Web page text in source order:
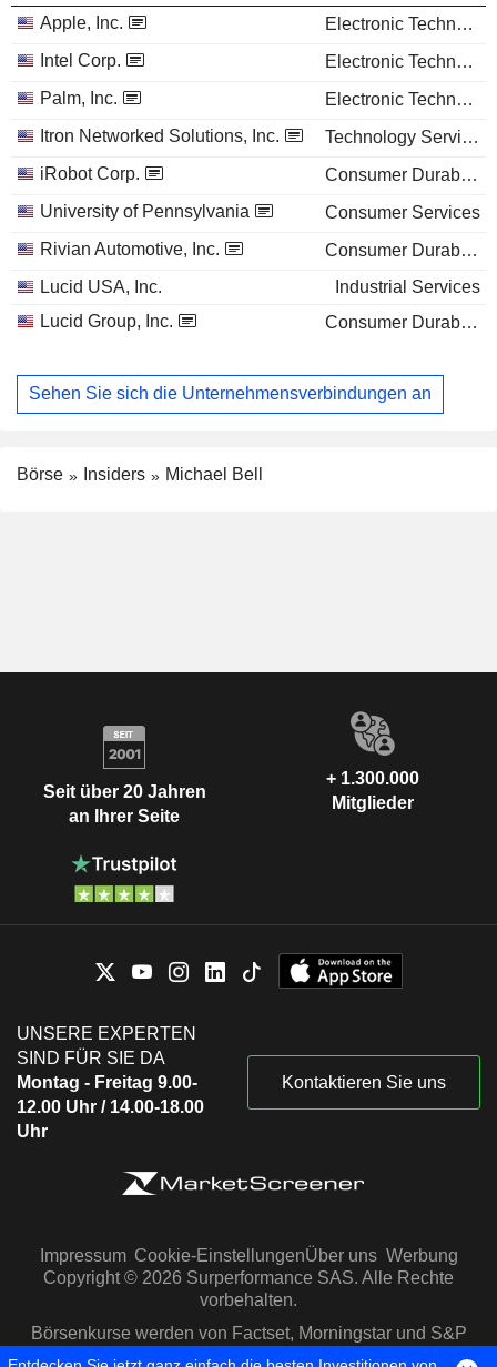
Apple, Inc.
Electronic Technology
Intel Corp.
Electronic Technology
Palm, Inc.
Electronic Technology
Itron Networked Solutions, Inc.
Technology Services
iRobot Corp.
Consumer Durables
University of Pennsylvania
Consumer Services
Rivian Automotive, Inc.
Consumer Durables
Lucid USA, Inc.
Industrial Services
Lucid Group, Inc.
Consumer Durables
Sehen Sie sich die Unternehmensverbindungen an
Börse Insiders Michael Bell
Seit über 20 Jahren
an Ihrer Seite
+ 1.300.000
Mitglieder
UNSERE EXPERTEN
SIND FÜR SIE DA
Montag - Freitag 9.00-
12.00 Uhr / 14.00-18.00
Uhr
Kontaktieren Sie uns
Impressum Cookie-EinstellungenÜber uns Werbung
Copyright © 2026 Surperformance SAS. Alle Rechte
vorbehalten.
Börsenkurse werden von Factset, Morningstar und S&P
Capital IQ zur Verfügung gestellt